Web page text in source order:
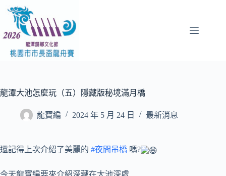
主
龍潭大池怎麼玩（五）隱藏版秘境滿月橋
龍寶編 2024 年 5 月 24 日 最新消息
還記得上次介紹了美麗的 #夜間吊橋 嗎?
今天龍寶編要來介紹深藏在大池深處